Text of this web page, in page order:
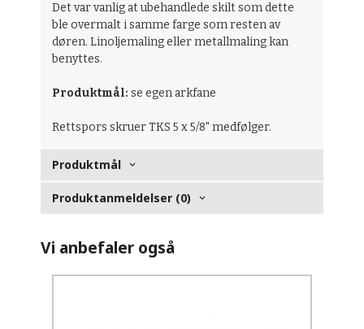
Det var vanlig at ubehandlede skilt som dette
ble overmalt i samme farge som resten av
døren. Linoljemaling eller metallmaling kan
benyttes.
Produktmål: se egen arkfane
Rettspors skruer TKS 5 x 5/8" medfølger.
Produktmål
Produktanmeldelser (0)
Vi anbefaler også